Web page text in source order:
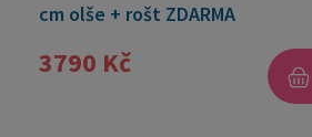
cm olše + rošt ZDARMA
3790 Kč